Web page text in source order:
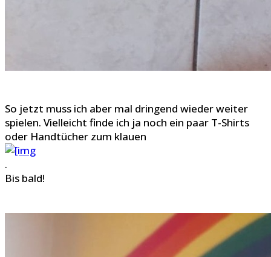
So jetzt muss ich aber mal dringend wieder weiter
spielen. Vielleicht finde ich ja noch ein paar T-Shirts
oder Handtücher zum klauen
.
Bis bald!